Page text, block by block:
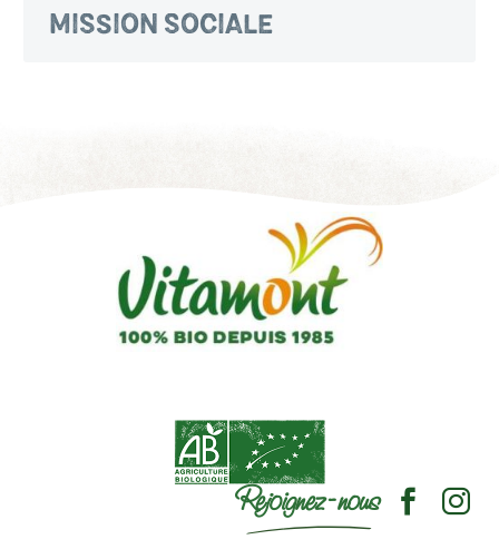
MISSION SOCIALE
Rejoignez-nous